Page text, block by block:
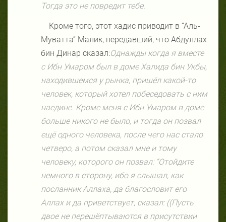
Тогда это не повредит тебе.
Кроме того, этот хадис приводит в “Аль-
Муватта” Малик, передавший, что Абдуллах
бин Динар сказал:Однажды когда я вместе
с Ибн Умаром был в доме Халида бин Укбы,
находившемся у рынка, пришёл какой-то
человек, который хотел побеседовать с ним
наедине. Кроме меня с Ибн Умаром в доме
больше никого не было, и тогда он позвал
ещё одного человека, после чего нас стало
четверо, а потом сказал мне и тому
человеку, которого он позвал: “Отойдите
немного в сторону, ибо я слышал, как
посланник Аллаха, да благословит его
Аллах и да приветствует, сказал: ((Пусть
двое не перешёптываются в присутствии